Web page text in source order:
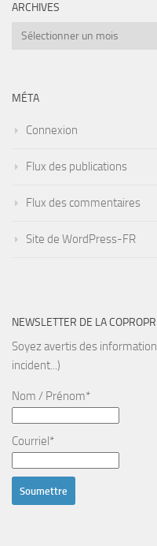
ARCHIVES
Archives
MÉTA
Connexion
Flux des publications
Flux des commentaires
Site de WordPress-FR
NEWSLETTER DE LA
Soyez avertis des
incident...)
Nom / Prénom*
Courriel*